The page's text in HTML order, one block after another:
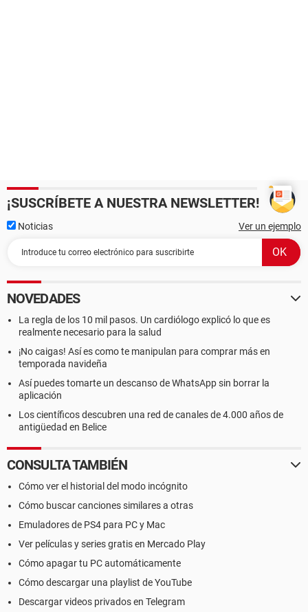
¡SUSCRÍBETE A NUESTRA NEWSLETTER!
Noticias Ver un ejemplo
NOVEDADES
La regla de los 10 mil pasos. Un cardiólogo explicó lo que es
realmente necesario para la salud
¡No caigas! Así es como te manipulan para comprar más en
temporada navideña
Así puedes tomarte un descanso de WhatsApp sin borrar la
aplicación
Los científicos descubren una red de canales de 4.000 años de
antigüedad en Belice
CONSULTA TAMBIÉN
Cómo ver el historial del modo incógnito
Cómo buscar canciones similares a otras
Emuladores de PS4 para PC y Mac
Ver películas y series gratis en Mercado Play
Cómo apagar tu PC automáticamente
Cómo descargar una playlist de YouTube
Descargar videos privados en Telegram